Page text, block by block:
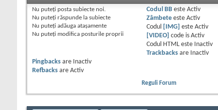
Nu puteţi posta subiecte noi.
Nu puteţi răspunde la subiecte
Nu puteţi adăuga ataşamente
Nu puteţi modifica posturile proprii
Codul BBeste Activ
Zâmbeteeste Activ
Codul
[IMG] este Activ
[VIDEO] code is Activ
Codul HTML este
Inactiv
Trackbacksare
Inactiv
Pingbacks are
Inactiv
Refbacks are Activ
Reguli Forum